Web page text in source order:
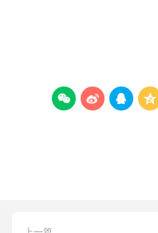
   